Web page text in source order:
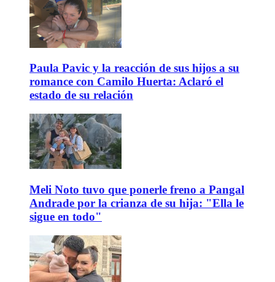
Paula Pavic y la reacción de sus hijos a su
romance con Camilo Huerta: Aclaró el
estado de su relación
Meli Noto tuvo que ponerle freno a Pangal
Andrade por la crianza de su hija: "Ella le
sigue en todo"